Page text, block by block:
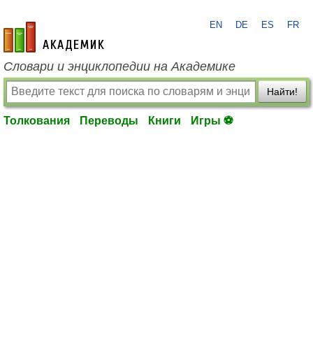
academic.ru
EN DE ES FR
Словари и энциклопедии на Академике
Найти!
Толкования Переводы Книги Игры ⚽